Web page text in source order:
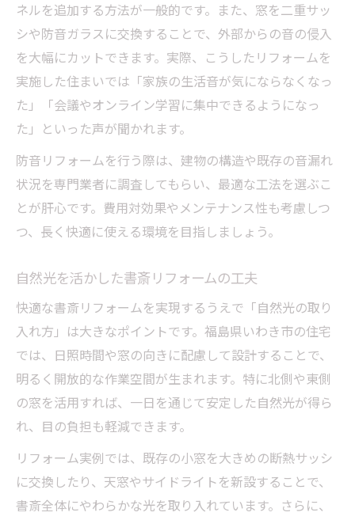
ネルを追加する方法が一般的です。また、窓を二重サッ
シや防音ガラスに交換することで、外部からの音の侵入
を大幅にカットできます。実際、こうしたリフォームを
実施した住まいでは「家族の生活音が気にならなくなっ
た」「会議やオンライン学習に集中できるようになっ
た」といった声が聞かれます。
防音リフォームを行う際は、建物の構造や既存の音漏れ
状況を専門業者に調査してもらい、最適な工法を選ぶこ
とが肝心です。費用対効果やメンテナンス性も考慮しつ
つ、長く快適に使える環境を目指しましょう。
自然光を活かした書斎リフォームの工夫
快適な書斎リフォームを実現するうえで「自然光の取り
入れ方」は大きなポイントです。福島県いわき市の住宅
では、日照時間や窓の向きに配慮して設計することで、
明るく開放的な作業空間が生まれます。特に北側や東側
の窓を活用すれば、一日を通じて安定した自然光が得ら
れ、目の負担も軽減できます。
リフォーム実例では、既存の小窓を大きめの断熱サッシ
に交換したり、天窓やサイドライトを新設することで、
書斎全体にやわらかな光を取り入れています。さらに、